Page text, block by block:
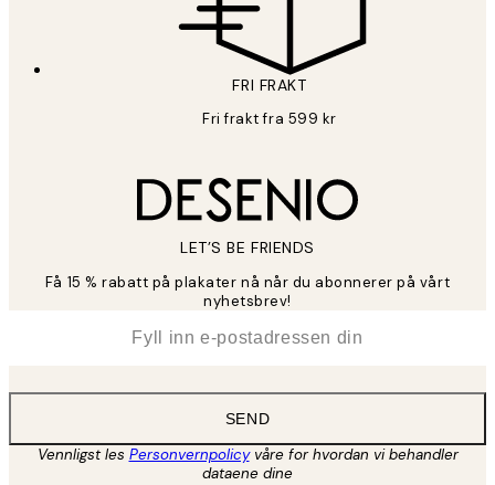
FRI FRAKT
Fri frakt fra 599 kr
LET’S BE FRIENDS
Få 15 % rabatt på plakater nå når du abonnerer på vårt
nyhetsbrev!
SEND
Vennligst les Personvernpolicyvåre for hvordan vi behandler
dataene dine